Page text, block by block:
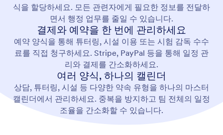
식을 할당하세요. 모든 관련자에게 필요한 정보를 전달하
면서 행정 업무를 줄일 수 있습니다.
결제와 예약을 한 번에 관리하세요
예약 양식을 통해 튜터링, 시설 이용 또는 시험 감독 수수
료를 직접 청구하세요. Stripe, PayPal 등을 통해 일정 관
리와 결제를 간소화하세요.
여러 양식, 하나의 캘린더
상담, 튜터링, 시설 등 다양한 약속 유형을 하나의 마스터
캘린더에서 관리하세요. 중복을 방지하고 팀 전체의 일정
조율을 간소화할 수 있습니다.